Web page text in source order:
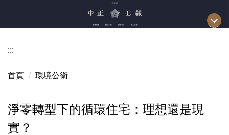
區
:::
首頁 環境公衛
淨零轉型下的循環住宅：理想還是現
實？